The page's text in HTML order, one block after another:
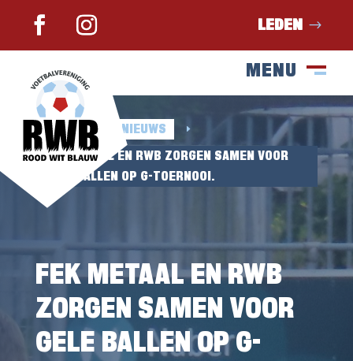
LEDEN
MENU
SLUIT
M
HOME E NIEUWS E
FEK METAAL EN RWB ZORGEN SAMEN VOOR
GELE BALLEN OP G-TOERNOOI.
FEK METAAL EN RWB
ZORGEN SAMEN VOOR
GELE BALLEN OP G-